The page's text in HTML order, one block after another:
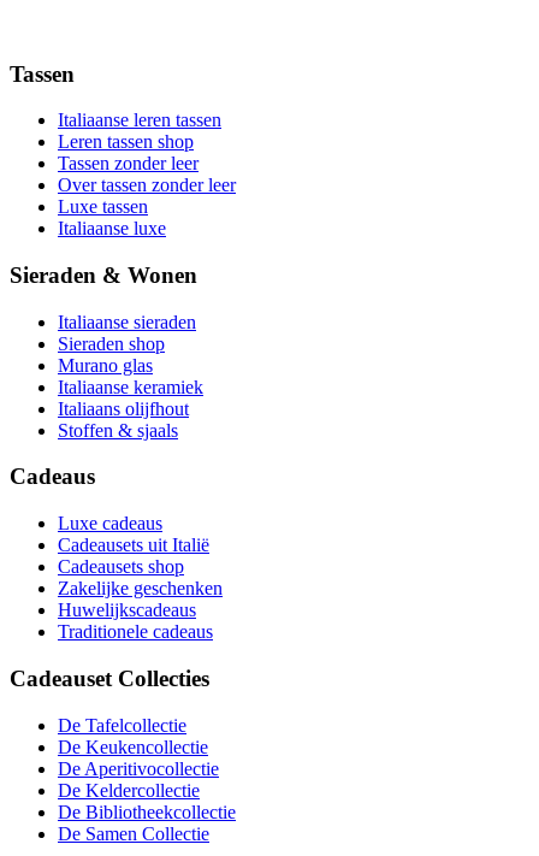
Tassen
Italiaanse leren tassen
Leren tassen shop
Tassen zonder leer
Over tassen zonder leer
Luxe tassen
Italiaanse luxe
Sieraden & Wonen
Italiaanse sieraden
Sieraden shop
Murano glas
Italiaanse keramiek
Italiaans olijfhout
Stoffen & sjaals
Cadeaus
Luxe cadeaus
Cadeausets uit Italië
Cadeausets shop
Zakelijke geschenken
Huwelijkscadeaus
Traditionele cadeaus
Cadeauset Collecties
De Tafelcollectie
De Keukencollectie
De Aperitivocollectie
De Keldercollectie
De Bibliotheekcollectie
De Samen Collectie